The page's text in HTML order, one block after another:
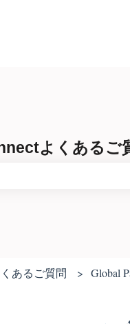
よくあるご
くあるご質問 Global